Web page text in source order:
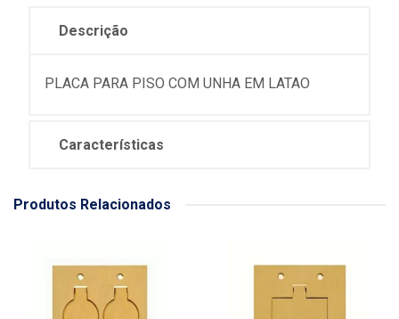
Descrição
PLACA PARA PISO COM UNHA EM LATAO
Características
Produtos Relacionados